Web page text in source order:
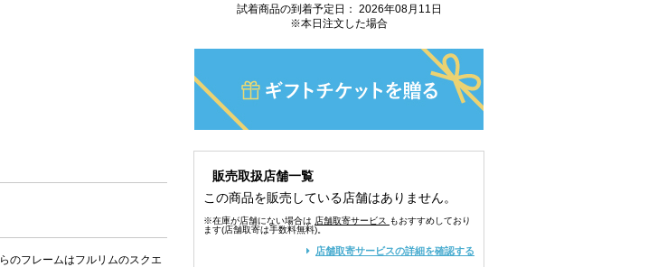
のフレームはフルリムのスクエ
試着商品の到着予定日： 2026年08月11日
※本日注文した場合
販売取扱店舗一覧
この商品を販売している店舗はありません。
※在庫が店舗にない場合は 店舗取寄サービス
もおすすめしており
ます(店舗取寄は手数料無料)。
店舗取寄サービスの詳細を確認する